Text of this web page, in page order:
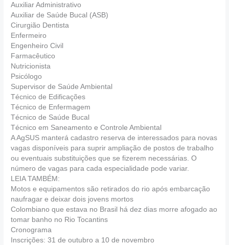
Auxiliar Administrativo
Auxiliar de Saúde Bucal (ASB)
Cirurgião Dentista
Enfermeiro
Engenheiro Civil
Farmacêutico
Nutricionista
Psicólogo
Supervisor de Saúde Ambiental
Técnico de Edificações
Técnico de Enfermagem
Técnico de Saúde Bucal
Técnico em Saneamento e Controle Ambiental
A AgSUS manterá cadastro reserva de interessados para novas
vagas disponíveis para suprir ampliação de postos de trabalho
ou eventuais substituições que se fizerem necessárias. O
número de vagas para cada especialidade pode variar.
LEIA TAMBÉM:
Motos e equipamentos são retirados do rio após embarcação
naufragar e deixar dois jovens mortos
Colombiano que estava no Brasil há dez dias morre afogado ao
tomar banho no Rio Tocantins
Cronograma
Inscrições: 31 de outubro a 10 de novembro